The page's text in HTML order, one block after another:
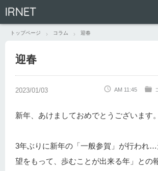
IRNET
トップページ コラム 迎春
迎春
AM 11:45
新年、あけましておめでとうございます。
3年ぶりに新年の「一般参賀」が行われ
望をもって、歩むことが出来る年」との